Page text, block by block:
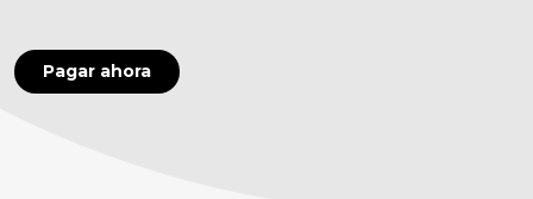
Pagar ahora